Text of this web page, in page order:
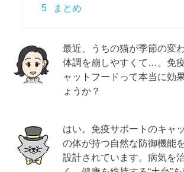
5 まとめ
最近、うちの猫が季節の変
体調を崩しやすくて…。免
ャットフードって本当に効
ょうか？
はい。免疫サポートのキャ
の体が持つ自然な防御機能
設計されています。病気を